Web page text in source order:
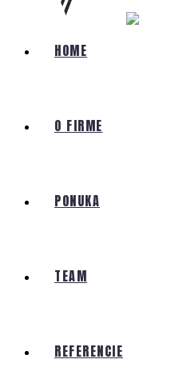
HOME
O FIRME
PONUKA
TEAM
REFERENCIE